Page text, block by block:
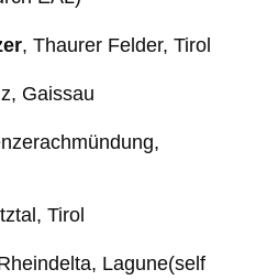
, Thaurer Felder, Tirol
Gaissau
Tirol
Lagune(self